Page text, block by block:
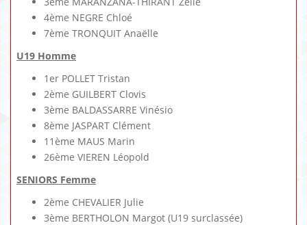
4ème NEGRE Chloé
7ème TRONQUIT Anaëlle
U19 Homme
1er POLLET Tristan
2ème GUILBERT Clovis
3ème BALDASSARRE Vinésio
8ème JASPART Clément
11ème MAUS Marin
26ème VIEREN Léopold
SENIORS Femme
2ème CHEVALIER Julie
3ème BERTHOLON Margot (U19 surclassée)